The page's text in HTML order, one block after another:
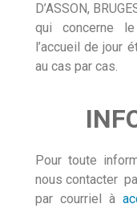
D’ASSON,
qui concerne le
l’accueil de jour
au cas par cas.
INF
Pour toute
nous contacter
par courriel à